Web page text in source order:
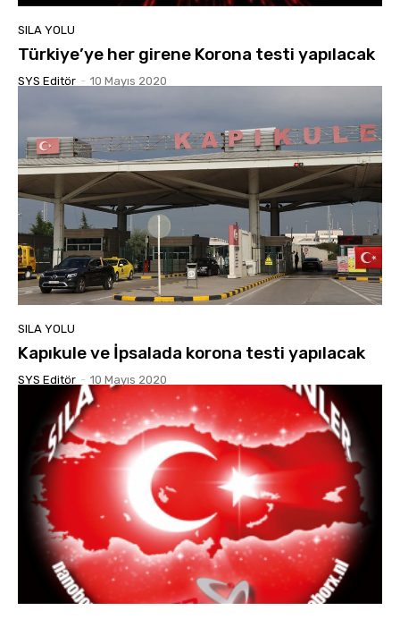
SILA YOLU
Türkiye’ye her girene Korona testi yapılacak
SYS Editör - 10 Mayıs 2020
SILA YOLU
Kapıkule ve İpsalada korona testi yapılacak
SYS Editör - 10 Mayıs 2020